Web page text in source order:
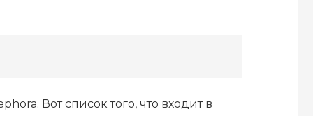
Вот список того, что входит в